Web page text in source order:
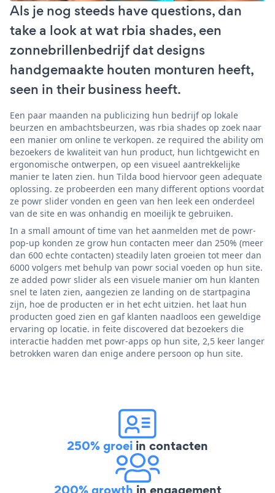
Als je nog steeds have questions, dan
take a look at wat rbia shades, een
zonnebrillenbedrijf dat designs
handgemaakte houten monturen heeft,
seen in their business heeft.
Een paar maanden na publicizing hun bedrijf op lokale
beurzen en ambachtsbeurzen, was rbia shades op zoek naar
een manier om online te verkopen. ze required the ability om
bezoekers de kwaliteit van hun product, hun lichtgewicht en
ergonomische ontwerpen, op een visueel aantrekkelijke
manier te laten zien. hun Tilda bood hiervoor geen adequate
oplossing. ze probeerden een many different options voordat
ze powr slider vonden en geen van hen leek een onderdeel
van de site en was onhandig en moeilijk te gebruiken.
In a small amount of time van het aanmelden met de powr-
pop-up konden ze grow hun contacten meer dan 250% (meer
dan 600 echte contacten) steadily laten groeien tot meer dan
6000 volgers met behulp van powr social voeden op hun site.
ze added powr slider als een visuele manier om hun klanten
snel te laten zien, aangezien ze landing on de startpagina
zijn, hoe de producten er in het echt uitzien. het laat hun
producten goed zien en gaf klanten naadloos een geweldige
ervaring op locatie. in feite discovered dat bezoekers die
interactie hadden met powr-apps op hun site, 2,5 keer langer
betrokken waren dan enige andere persoon op hun site.
250% groei in contacten